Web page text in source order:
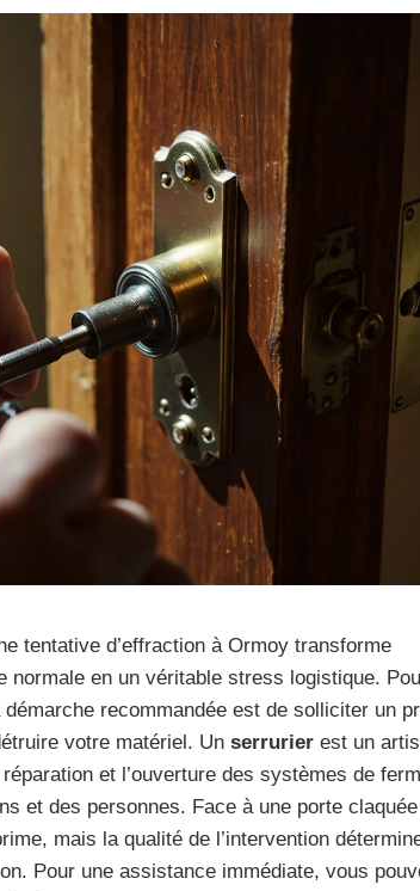
tentative d’effraction à Ormoy transforme
normale en un véritable stress logistique.
démarche recommandée est de solliciter un
votre matériel. Un serrurier est un
et l’ouverture des systèmes de
et des personnes. Face à une porte
mais la qualité de l’intervention
Pour une assistance immédiate, vous